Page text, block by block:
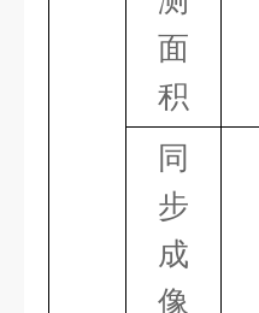
面
积
同
步
成
像